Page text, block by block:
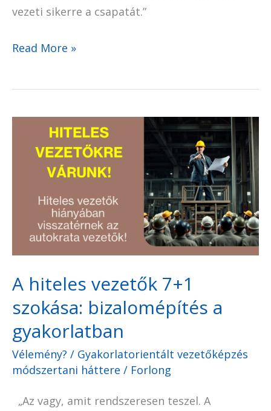
vezeti sikerre a csapatát.”
Read More »
A hiteles vezetők 7+1
szokása: bizalomépítés a
gyakorlatban
Vélemény? / Gyakorlatorientált vezetőképzés
módszertani háttere / Forlong
„Az vagy, amit rendszeresen teszel. A
hiteles
vezetők
szokása:
bizalomépítés